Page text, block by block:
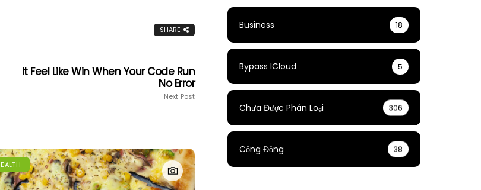
SHARE
It Feel Like Win When Your Code Run
No Error
Next Post
Business 18
Bypass ICloud 5
Chưa Được Phân Loại 306
Cộng Đồng 38